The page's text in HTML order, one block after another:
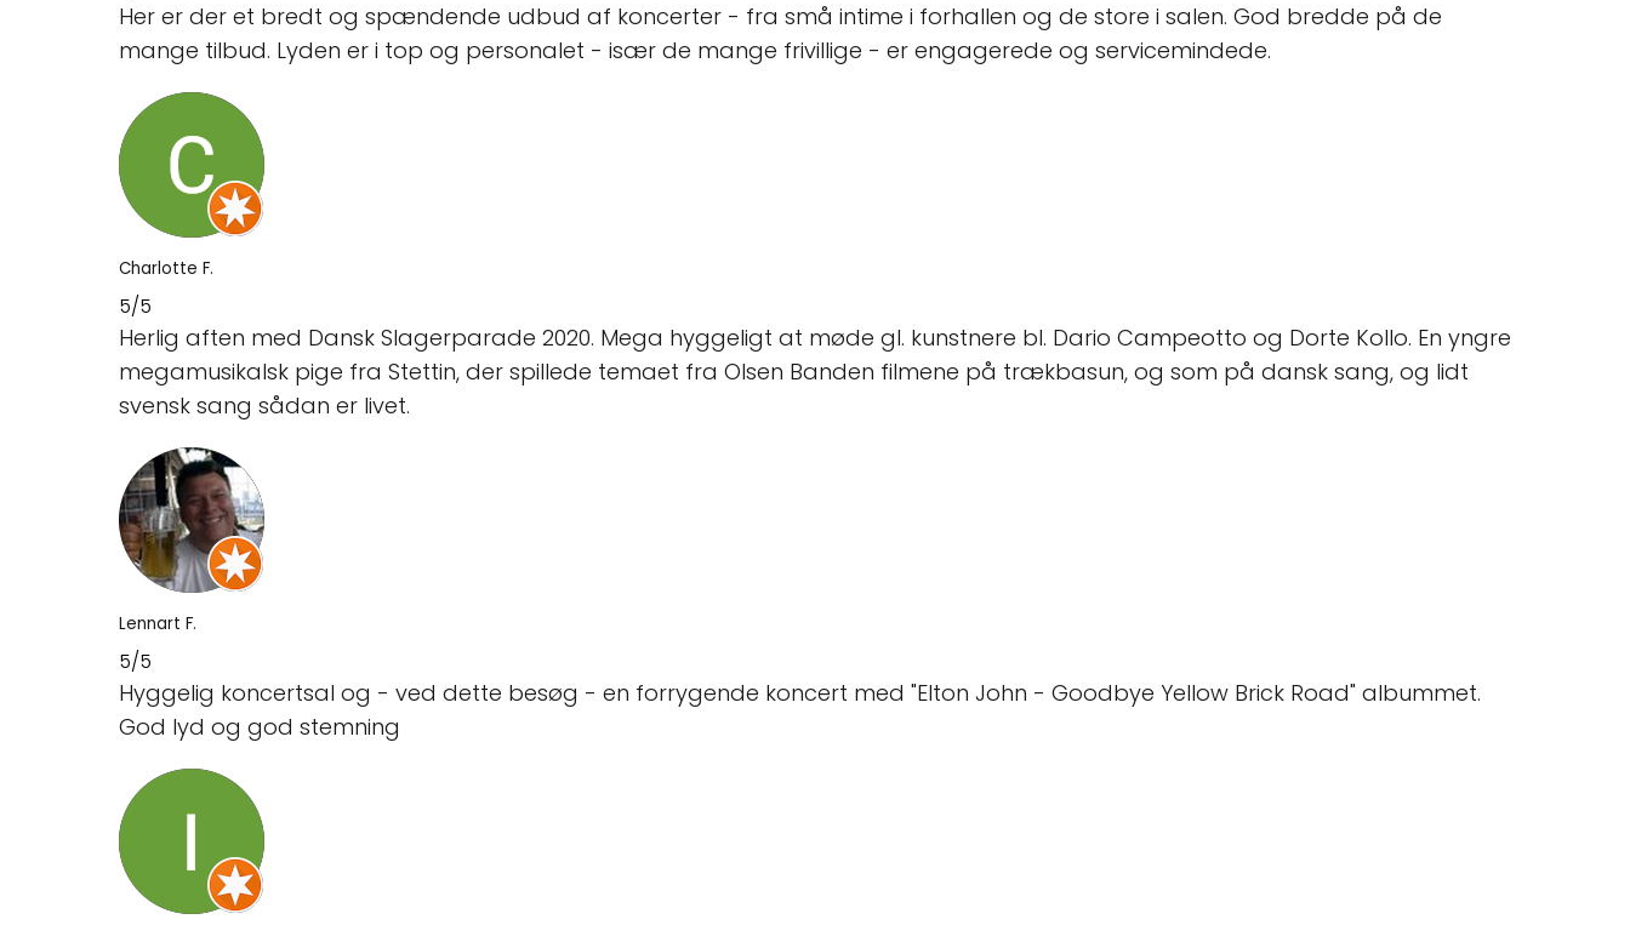
Her er der et bredt og spændende udbud af koncerter - fra små intime i forhallen og de store i salen. God bredde på de
mange tilbud. Lyden er i top og personalet - især de mange frivillige - er engagerede og servicemindede.
Charlotte F.
5/5
Herlig aften med Dansk Slagerparade 2020. Mega hyggeligt at møde gl. kunstnere bl. Dario Campeotto og Dorte Kollo. En yngre
megamusikalsk pige fra Stettin, der spillede temaet fra Olsen Banden filmene på trækbasun, og som på dansk sang, og lidt
svensk sang sådan er livet.
Lennart F.
5/5
Hyggelig koncertsal og - ved dette besøg - en forrygende koncert med "Elton John - Goodbye Yellow Brick Road" albummet.
God lyd og god stemning